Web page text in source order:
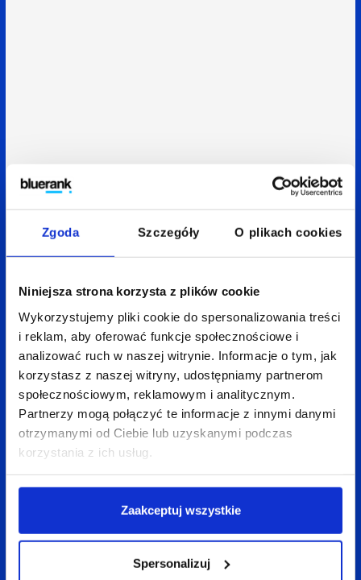
Zgoda Szczegóły O plikach cookies
Niniejsza strona korzysta z plików cookie
Wykorzystujemy pliki cookie do spersonalizowania treści
i reklam, aby oferować funkcje społecznościowe i
analizować ruch w naszej witrynie. Informacje o tym, jak
korzystasz z naszej witryny, udostępniamy partnerom
społecznościowym, reklamowym i analitycznym.
Partnerzy mogą połączyć te informacje z innymi danymi
otrzymanymi od Ciebie lub uzyskanymi podczas
korzystania z ich usług.
Zaakceptuj wszystkie
Spersonalizuj